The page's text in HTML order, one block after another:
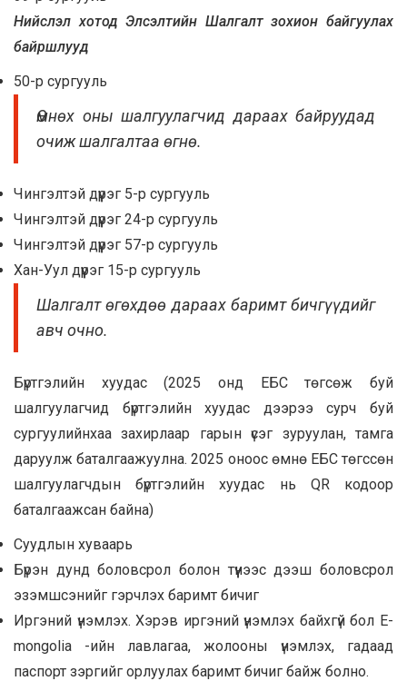
Нийслэл хотод Элсэлтийн Шалгалт зохион байгуулах
байршлууд
50-р сургууль
Өмнөх оны шалгуулагчид дараах байруудад
очиж шалгалтаа өгнө.
Чингэлтэй дүүрэг 5-р сургууль
Чингэлтэй дүүрэг 24-р сургууль
Чингэлтэй дүүрэг 57-р сургууль
Хан-Уул дүүрэг 15-р сургууль
Шалгалт өгөхдөө дараах баримт бичгүүдийг
авч очно.
Бүртгэлийн хуудас (2025 онд ЕБС төгсөж буй
шалгуулагчид бүртгэлийн хуудас дээрээ сурч буй
сургуулийнхаа захирлаар гарын үсэг зуруулан, тамга
даруулж баталгаажуулна. 2025 оноос өмнө ЕБС төгссөн
шалгуулагчдын бүртгэлийн хуудас нь QR кодоор
баталгаажсан байна)
Суудлын хуваарь
Бүрэн дунд боловсрол болон түүнээс дээш боловсрол
эзэмшсэнийг гэрчлэх баримт бичиг
Иргэний үнэмлэх. Хэрэв иргэний үнэмлэх байхгүй бол E-
mongolia -ийн лавлагаа, жолооны үнэмлэх, гадаад
паспорт зэргийг орлуулах баримт бичиг байж болно.